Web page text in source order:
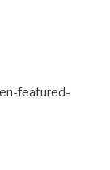
featured-